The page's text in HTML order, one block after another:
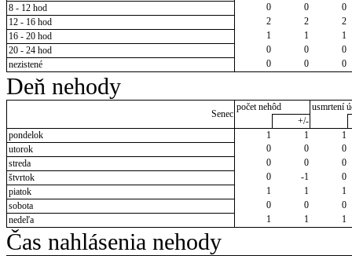
8 - 12 hod
0 0
0
12 - 16 hod
2 2
2
16 - 20 hod
1 1
1
20 - 24 hod
0 0
0
nezistené
0 0 0
Deň nehody
Senec
počet nehôd
usmrtení
+/-
pondelok
1 1
1
utorok
0 0
0
streda
0 0
0
štvrtok
0 -1
0
piatok
1 1
1
sobota
0 0
0
nedeľa
1 1 1
Čas nahlásenia nehody